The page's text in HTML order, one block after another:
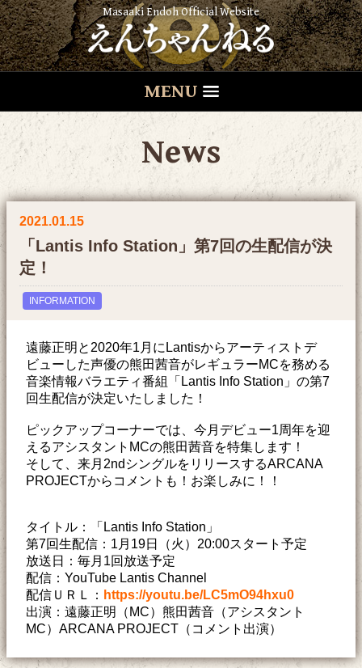
Masaaki Endoh Official Website
MENU
News
2021.01.15
「Lantis Info Station」第7回の生配信が決
定！
INFORMATION
遠藤正明と2020年1月にLantisからアーティストデ
ビューした声優の熊田茜音がレギュラーMCを務める
音楽情報バラエティ番組「Lantis Info Station」の第7
回生配信が決定いたしました！
ピックアップコーナーでは、今月デビュー1周年を迎
えるアシスタントMCの熊田茜音を特集します！
そして、来月2ndシングルをリリースするARCANA
PROJECTからコメントも！お楽しみに！！
タイトル：「Lantis Info Station」
第7回生配信：1月19日（火）20:00スタート予定
放送日：毎月1回放送予定
配信：YouTube Lantis Channel
配信ＵＲＬ： https://youtu.be/LC5mO94hxu0
出演：遠藤正明（MC）熊田茜音（アシスタント
MC）ARCANA PROJECT（コメント出演）